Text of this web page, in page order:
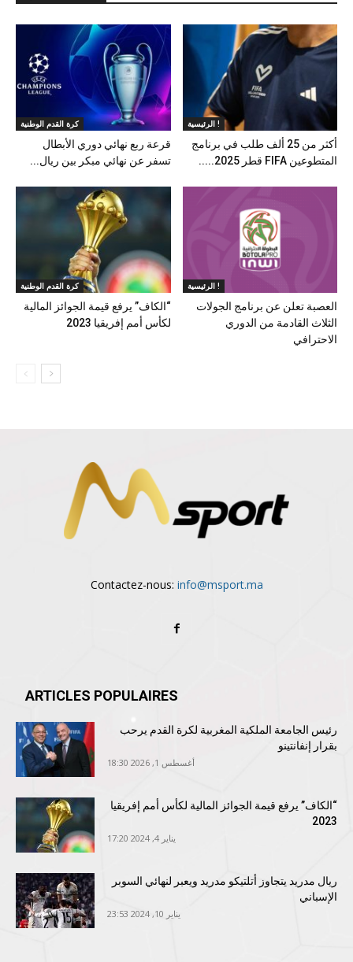
كرة القدم الوطنية
قرعة ربع نهائي دوري الأبطال
تسفر عن نهائي مبكر بين ريال...
الرئيسية !
أكثر من 25 ألف طلب في برنامج
المتطوعين FIFA قطر 2025.....
كرة القدم الوطنية
“الكاف” يرفع قيمة الجوائز المالية
لكأس أمم إفريقيا 2023
الرئيسية !
العصبة تعلن عن برنامج الجولات
الثلاث القادمة من الدوري
الاحترافي
Contactez-nous: info@msport.ma
ARTICLES POPULAIRES
رئيس الجامعة الملكية المغربية لكرة القدم يرحب
بقرار إنفانتينو
أغسطس 1, 2026 18:30
“الكاف” يرفع قيمة الجوائز المالية لكأس أمم إفريقيا
2023
يناير 4, 2024 17:20
ريال مدريد يتجاوز أتلتيكو مدريد ويعبر لنهائي السوبر
الإسباني
يناير 10, 2024 23:53